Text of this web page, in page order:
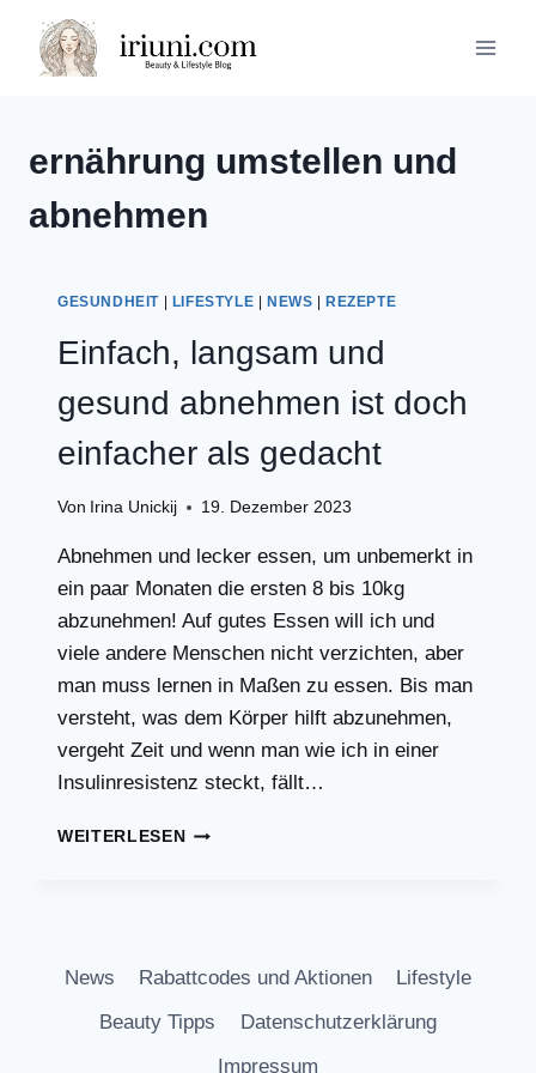
Inhalt
springen
ernährung umstellen und
abnehmen
GESUNDHEIT| LIFESTYLE NEWS REZEPTE
Einfach, langsam und
gesund abnehmen ist doch
einfacher als gedacht
Von Irina Unickij 19. Dezember 2023
Abnehmen und lecker essen, um unbemerkt in
ein paar Monaten die ersten 8 bis 10kg
abzunehmen! Auf gutes Essen will ich und
viele andere Menschen nicht verzichten, aber
man muss lernen in Maßen zu essen. Bis man
versteht, was dem Körper hilft abzunehmen,
vergeht Zeit und wenn man wie ich in einer
Insulinresistenz steckt, fällt…
WEITERLESENEINFACH,
DOCH
ALS
GEDACHT
News Rabattcodes und Aktionen
Lifestyle
Beauty Tipps
Datenschutzerklärung
Impressum